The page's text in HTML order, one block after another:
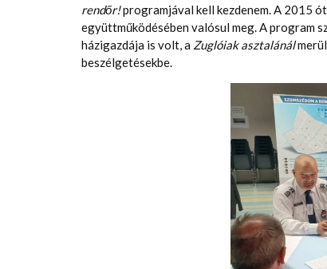
rendőr!programjával kell kezdenem. A 2015
együttműködésében valósul meg. A program
házigazdája is volt, a Zuglóiak asztalánál
beszélgetésekbe.